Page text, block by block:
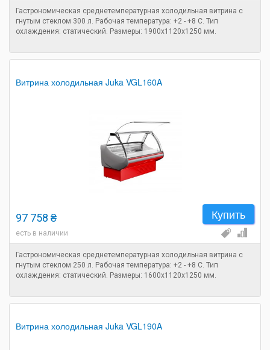
Гастрономическая среднетемпературная холодильная витрина с
гнутым стеклом 300 л. Рабочая температура: +2 - +8 C. Тип
охлаждения: статический. Размеры: 1900х1120х1250 мм.
Витрина холодильная Juka VGL160A
Купить
97 758 ₴
есть в наличии
Гастрономическая среднетемпературная холодильная витрина с
гнутым стеклом 250 л. Рабочая температура: +2 - +8 C. Тип
охлаждения: статический. Размеры: 1600х1120х1250 мм.
Витрина холодильная Juka VGL190A